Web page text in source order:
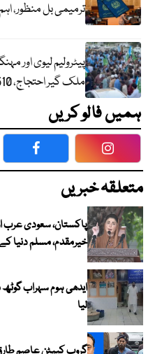
ترمیمی بل منظور،
پیٹرولیم لیوی اور
ملک گیر احتجاج، 510 شاہراہوں پر دھرنوں کا اعلان
ہمیں فالو کریں
Facebook
متعلقہ خبریں
پاکستان، سعودی عرب
خیرمقدم، مسلم دنیا کے
ایدھی ہوم سہراب
لیا